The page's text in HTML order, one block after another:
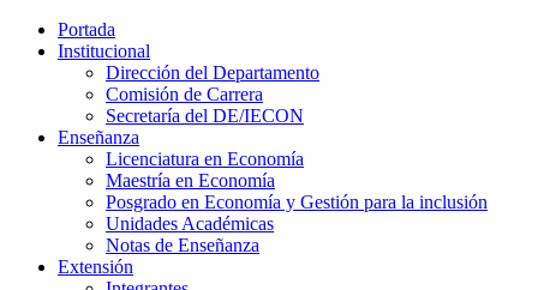
Portada
Institucional
Dirección del Departamento
Comisión de Carrera
Secretaría del DE/IECON
Enseñanza
Licenciatura en Economía
Maestría en Economía
Posgrado en Economía y Gestión para la inclusión
Unidades Académicas
Notas de Enseñanza
Extensión